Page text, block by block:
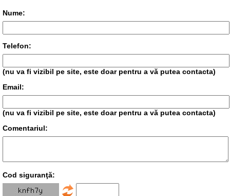
Nume:
Telefon:
(nu va fi vizibil pe site, este doar pentru a vă putea contacta)
Email:
(nu va fi vizibil pe site, este doar pentru a vă putea contacta)
Comentariul:
Cod siguranţă: